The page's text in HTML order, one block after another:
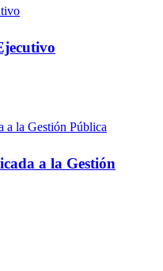
a la Gestión